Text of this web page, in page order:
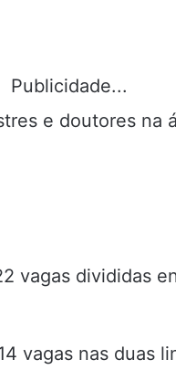
Publicidade...
e doutores na
vagas divididas
vagas nas duas